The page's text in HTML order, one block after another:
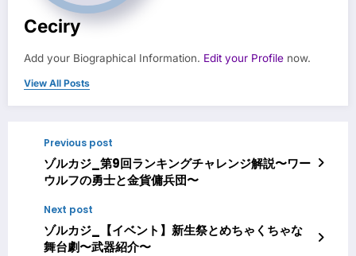
Ceciry
Add your Biographical Information. Edit your Profile now.
View All Posts
Previous post
ゾルカジ_第9回ランキングチャレンジ解説〜ワー
ウルフの勇士と金貨傭兵団〜
Next post
ゾルカジ_【イベント】新生祭とめちゃくちゃな
舞台劇〜武器紹介〜